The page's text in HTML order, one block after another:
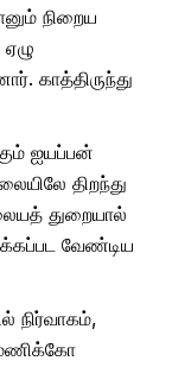
நிறைய
காத்திருந்து
ஐயப்பன்
திறந்து
துறையால்
வேண்டிய
நிர்வாகம்,